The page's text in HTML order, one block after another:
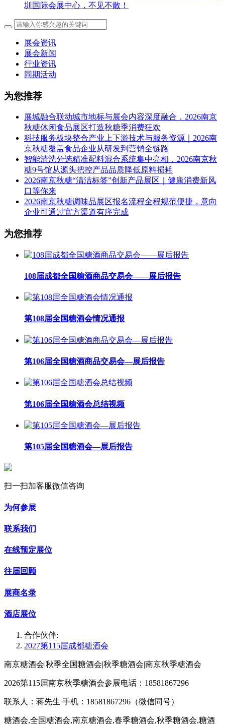
圳国际会展中心，不见不散！
展会资讯
展会新闻
行业资讯
同期活动
为您推荐
展城融合联动城市地标与展会内容深度融合，2026南京
秋糖休闲食品展区打造秋糖季消费狂欢
科技服务板块整合产业上下游技术与服务资源｜2026南
京秋糖覆盖食品企业从研发到营销全链路
智能清洗分选精准配料混合系统集中亮相，2026南京秋
糖9号馆从源头把控产品品质降低原料损耗
2026南京秋糖“清洁标签”创新产品展区｜健康消费新风
口等你来
2026南京秋糖调味品展区报名流程全程规范便捷，意向
企业可通过官方渠道有序完成
为您推荐
108届成都全国糖酒商品交易会——展后报告
第108届全国糖酒会情况通报
第106届全国糖酒商品交易会—展后报告
第106届全国糖酒会总结视频
第105届全国糖酒会—展后报告
扫一扫加客服微信咨询
为何参展
联系我们
在线预定展位
往届回顾
展商名录
酒店展位
合作伙伴:
2027第115届成都糖酒会
南京糖酒会|秋季全国糖酒会|秋季糖酒会|南京秋季糖酒会
2026第115届南京秋季糖酒会参展电话：18581867296
联系人：蒋先生 手机：18581867296（微信同号）
糖酒会,全国糖酒会,南京糖酒会,春季糖酒会,秋季糖酒会,糖酒